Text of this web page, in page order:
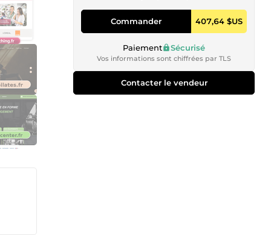
Commander 407,64 $US
Paiement Sécurisé
Vos informations sont chiffrées par TLS
Contacter le vendeur